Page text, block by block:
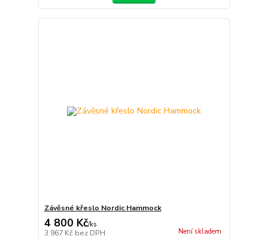
Závěsné křeslo Nordic Hammock
4 800 Kč/ks
3 967 Kč bez DPH Není skladem